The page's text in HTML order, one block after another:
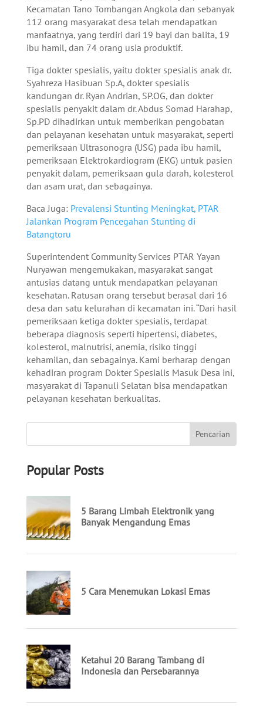
Kecamatan Tano Tombangan Angkola dan sebanyak
112 orang masyarakat desa telah mendapatkan
manfaatnya, yang terdiri dari 19 bayi dan balita, 19
ibu hamil, dan 74 orang usia produktif.
Tiga dokter spesialis, yaitu dokter spesialis anak dr.
Syahreza Hasibuan Sp.A, dokter spesialis
kandungan dr. Ryan Andrian, SP.OG, dan dokter
spesialis penyakit dalam dr. Abdus Somad Harahap,
Sp.PD dihadirkan untuk memberikan pengobatan
dan pelayanan kesehatan untuk masyarakat, seperti
pemeriksaan Ultrasonogra (USG) pada ibu hamil,
pemeriksaan Elektrokardiogram (EKG) untuk pasien
penyakit dalam, pemeriksaan gula darah, kolesterol
dan asam urat, dan sebagainya.
Baca Juga: Prevalensi Stunting Meningkat, PTAR
Jalankan Program Pencegahan Stunting di
Batangtoru
Superintendent Community Services PTAR Yayan
Nuryawan mengemukakan, masyarakat sangat
antusias datang untuk mendapatkan pelayanan
kesehatan. Ratusan orang tersebut berasal dari 16
desa dan satu kelurahan di kecamatan ini. “Dari hasil
pemeriksaan ketiga dokter spesialis, terdapat
beberapa diagnosis seperti hipertensi, diabetes,
kolesterol, malnutrisi, anemia, risiko tinggi
kehamilan, dan sebagainya. Kami berharap dengan
kehadiran program Dokter Spesialis Masuk Desa ini,
masyarakat di Tapanuli Selatan bisa mendapatkan
pelayanan kesehatan berkualitas.
Popular Posts